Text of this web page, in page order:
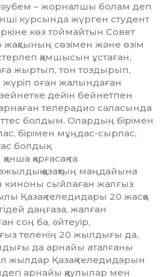
– жорналшы болам деп
курсында жүрген сту­дент
көз тоймайтын Совет
жақсының сөзімен және өзім
қамшысын ұстаған,
жыртып, тон тоздырып,
оған жалындаған
дейін бейнетпен
телерадио саласында
болдым. Олардың бірімен
бірімен мұңдас-сырлас,
болдық.
қарғасақ та
қазақтың маңдайына
киноны сый­лаған жалғыз
Қазақ теледидары 20 жасқа
даңғаза, жалған
соң ба, әйтеуір,
теленің 20 жылдығы да,
да арнайы аталғаны
жылдар Қазақ теледидарын
арнайы қаулылар мен